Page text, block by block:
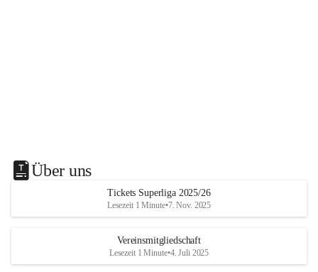
Über uns
Tickets Superliga 2025/26
Lesezeit 1 Minute•7. Nov. 2025
Vereinsmitgliedschaft
Lesezeit 1 Minute•4. Juli 2025